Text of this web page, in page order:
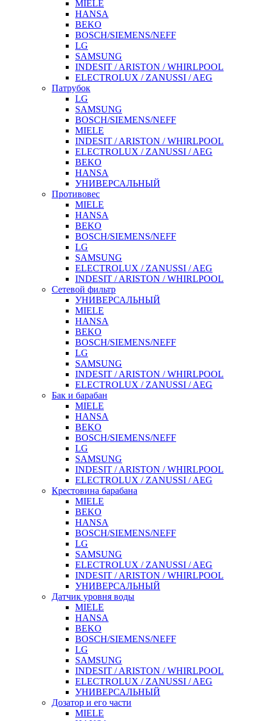
MIELE
HANSA
BEKO
BOSCH/SIEMENS/NEFF
LG
SAMSUNG
INDESIT / ARISTON / WHIRLPOOL
ELECTROLUX / ZANUSSI / AEG
Патрубок
LG
SAMSUNG
BOSCH/SIEMENS/NEFF
MIELE
INDESIT / ARISTON / WHIRLPOOL
ELECTROLUX / ZANUSSI / AEG
BEKO
HANSA
УНИВЕРСАЛЬНЫЙ
Противовес
MIELE
HANSA
BEKO
BOSCH/SIEMENS/NEFF
LG
SAMSUNG
ELECTROLUX / ZANUSSI / AEG
INDESIT / ARISTON / WHIRLPOOL
Сетевой фильтр
УНИВЕРСАЛЬНЫЙ
MIELE
HANSA
BEKO
BOSCH/SIEMENS/NEFF
LG
SAMSUNG
INDESIT / ARISTON / WHIRLPOOL
ELECTROLUX / ZANUSSI / AEG
Бак и барабан
MIELE
HANSA
BEKO
BOSCH/SIEMENS/NEFF
LG
SAMSUNG
INDESIT / ARISTON / WHIRLPOOL
ELECTROLUX / ZANUSSI / AEG
Крестовина барабана
MIELE
BEKO
HANSA
BOSCH/SIEMENS/NEFF
LG
SAMSUNG
ELECTROLUX / ZANUSSI / AEG
INDESIT / ARISTON / WHIRLPOOL
УНИВЕРСАЛЬНЫЙ
Датчик уровня воды
MIELE
HANSA
BEKO
BOSCH/SIEMENS/NEFF
LG
SAMSUNG
INDESIT / ARISTON / WHIRLPOOL
ELECTROLUX / ZANUSSI / AEG
УНИВЕРСАЛЬНЫЙ
Дозатор и его части
MIELE